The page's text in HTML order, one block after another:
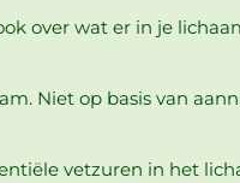
over wat er in je
Niet op basis van
vetzuren in het